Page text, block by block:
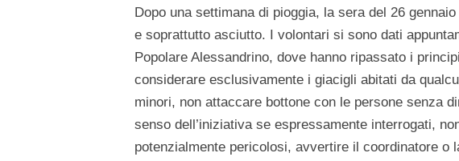
Dopo una settimana di pioggia, la sera del 26
e soprattutto asciutto. I volontari si sono dati
Popolare Alessandrino, dove hanno ripassato i
considerare esclusivamente i giacigli abitati da
minori, non attaccare bottone con le persone senza
senso dell’iniziativa se espressamente interrogati,
potenzialmente pericolosi, avvertire il coordinatore o